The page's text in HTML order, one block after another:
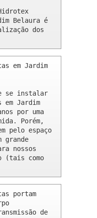
Belaura é
dos
em Jardim
se instalar
em Jardim
por uma
Porém,
pelo espaço
grande
nossos
(tais como
portam
de